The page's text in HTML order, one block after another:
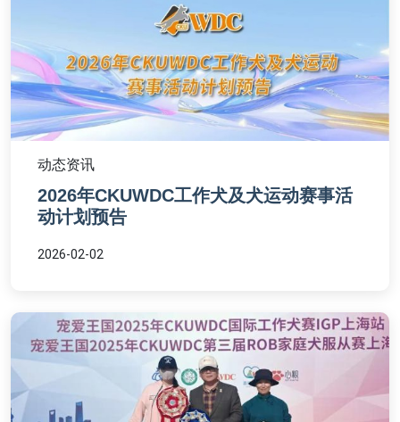
动态资讯
2026年CKUWDC工作犬及犬运动赛事活
动计划预告
2026-02-02